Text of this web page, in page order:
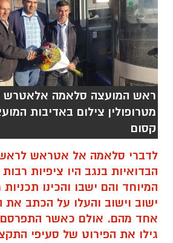
ראש המועצה סלאמה אלאטרש
מטרופולין צילום באדיבות
קסום
לדברי סלאמה אל אטראש
הבדואיות בנגב היו ציפיות
המיוחד והם ישבו והכינו
ישוב וישוב והעלו על הכתב
אחד מהם. אולם כאשר התפרסם
גילו את הפירוט של סעיפי